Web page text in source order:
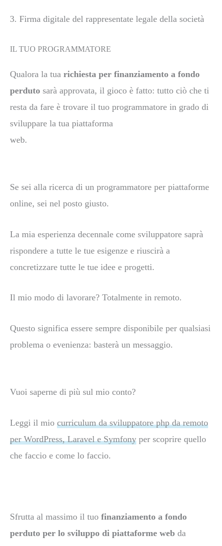
3. Firma digitale del rappresentate legale della società
IL TUO PROGRAMMATORE
Qualora la tua richiesta per finanziamento a fondo
perduto sarà approvata, il gioco è fatto: tutto ciò che ti
resta da fare è trovare il tuo programmatore in grado di
sviluppare la tua piattaforma
web.
Se sei alla ricerca di un programmatore per piattaforme
online, sei nel posto giusto.
La mia esperienza decennale come sviluppatore saprà
rispondere a tutte le tue esigenze e riuscirà a
concretizzare tutte le tue idee e progetti.
Il mio modo di lavorare? Totalmente in remoto.
Questo significa essere sempre disponibile per qualsiasi
problema o evenienza: basterà un messaggio.
Vuoi saperne di più sul mio conto?
Leggi il mio curriculum da sviluppatore php da remoto
per WordPress, Laravel e Symfony per scoprire quello
che faccio e come lo faccio.
Sfrutta al massimo il tuo finanziamento a fondo
perduto per lo sviluppo di piattaforme web da